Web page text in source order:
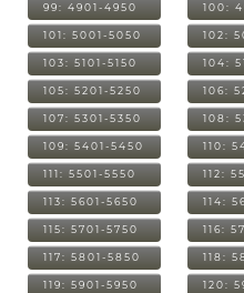
99: 4901-4950 100:
101: 5001-5050 102:
103: 5101-5150 104:
105: 5201-5250 106:
107: 5301-5350 108:
109: 5401-5450 110:
111: 5501-5550 112:
113: 5601-5650 114:
115: 5701-5750 116:
117: 5801-5850 118:
119: 5901-5950 120: